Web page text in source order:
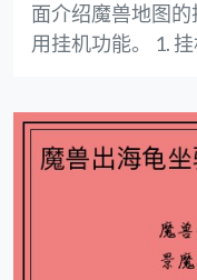
面介绍魔兽地图
用挂机功能。 1.